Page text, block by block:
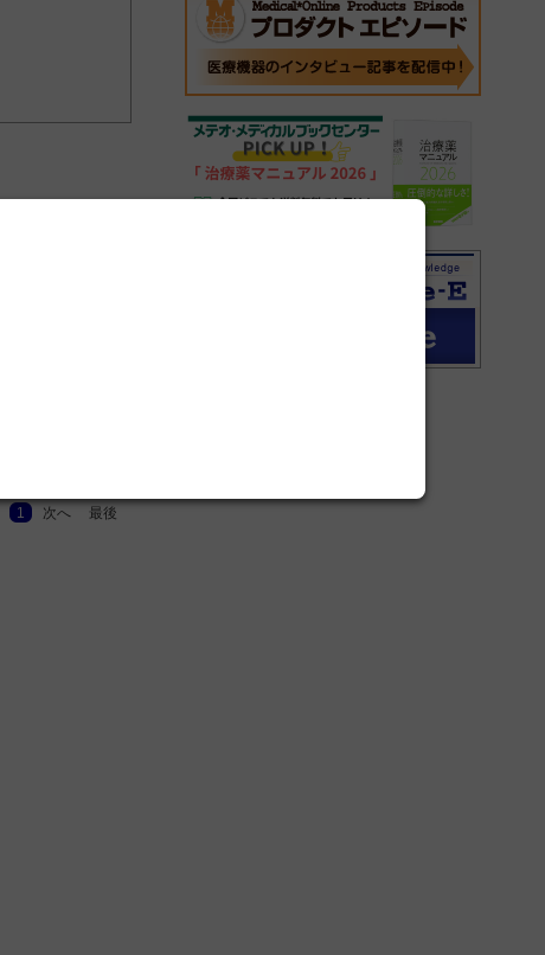
1 次へ 最後